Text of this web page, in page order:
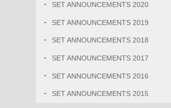
SET ANNOUNCEMENTS 2020
SET ANNOUNCEMENTS 2019
SET ANNOUNCEMENTS 2018
SET ANNOUNCEMENTS 2017
SET ANNOUNCEMENTS 2016
SET ANNOUNCEMENTS 2015